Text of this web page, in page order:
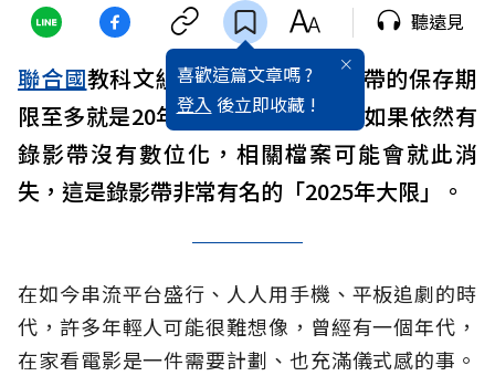
喜歡這篇文章嗎 ?
登入 後立即收藏 !
聽遠見
聯合國教科文組織曾警告，由於磁帶的保存期
限至多就是20年，因此在2025年，如果依然有
錄影帶沒有數位化，相關檔案可能會就此消
失，這是錄影帶非常有名的「2025年大限」。
在如今串流平台盛行、人人用手機、平板追劇的時
代，許多年輕人可能很難想像，曾經有一個年代，
在家看電影是一件需要計劃、也充滿儀式感的事。